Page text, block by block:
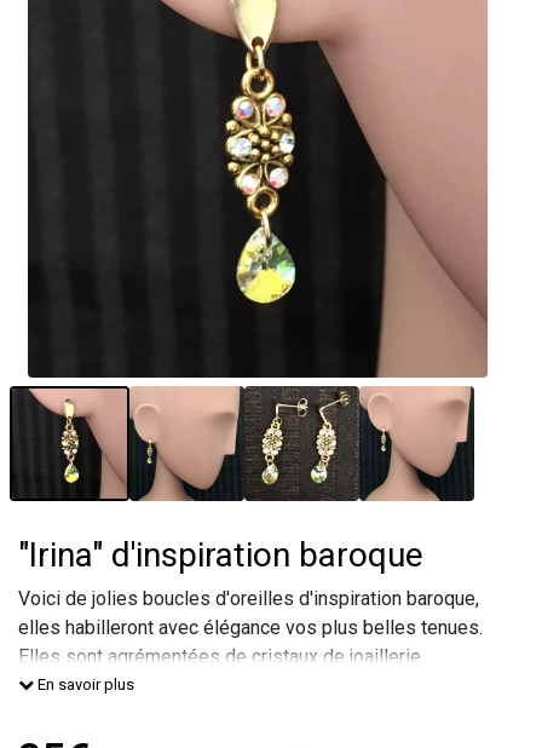
"Irina" d'inspiration baroque
Voici de jolies boucles d'oreilles d'inspiration baroque,
elles habilleront avec élégance vos plus belles tenues.
Elles sont agrémentées de cristaux de joaillerie.
Le métal qui les compose est d'origine européenne,
En savoir plus